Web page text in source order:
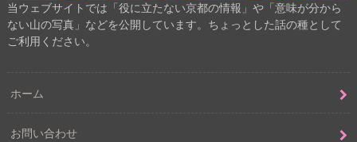
当ウェブサイトでは「役に立たない京都の情報」や「意味が分から
ない山の写真」などを公開しています。ちょっとした話の種として
ご利用ください。
ホーム
お問い合わせ